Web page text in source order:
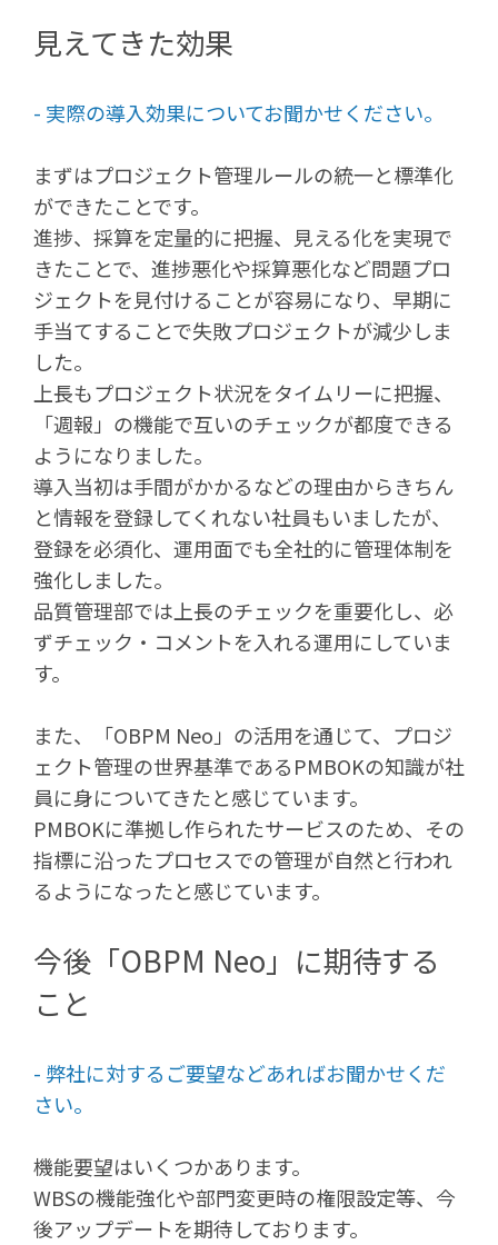
見えてきた効果
- 実際の導入効果についてお聞かせください。
まずはプロジェクト管理ルールの統一と標準化
ができたことです。
進捗、採算を定量的に把握、見える化を実現で
きたことで、進捗悪化や採算悪化など問題プロ
ジェクトを見付けることが容易になり、早期に
手当てすることで失敗プロジェクトが減少しま
した。
上長もプロジェクト状況をタイムリーに把握、
「週報」の機能で互いのチェックが都度できる
ようになりました。
導入当初は手間がかかるなどの理由からきちん
と情報を登録してくれない社員もいましたが、
登録を必須化、運用面でも全社的に管理体制を
強化しました。
品質管理部では上長のチェックを重要化し、必
ずチェック・コメントを入れる運用にしていま
す。
また、「OBPM Neo」の活用を通じて、プロジ
ェクト管理の世界基準であるPMBOKの知識が社
員に身についてきたと感じています。
PMBOKに準拠し作られたサービスのため、その
指標に沿ったプロセスでの管理が自然と行われ
るようになったと感じています。
今後「OBPM Neo」に期待する
こと
- 弊社に対するご要望などあればお聞かせくだ
さい。
機能要望はいくつかあります。
WBSの機能強化や部門変更時の権限設定等、今
後アップデートを期待しております。